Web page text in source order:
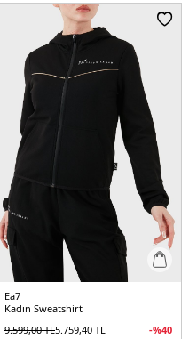
cm / Bel : 60 cm / Basen : 90 cm /
Ribanalı yaka, etek ucu ve
Ea7
Kadın Sweatshirt
9.599,00TL5.759,40 TL -%40